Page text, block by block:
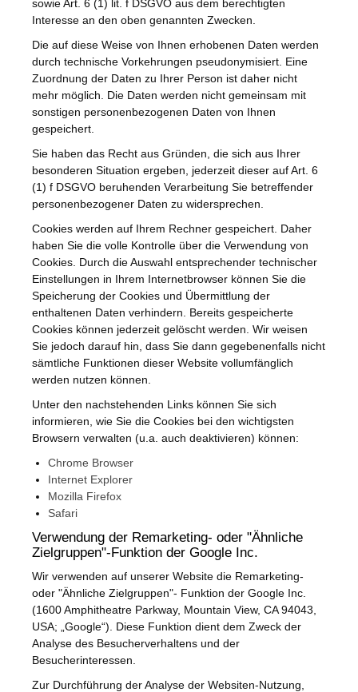
sowie Art. 6 (1) lit. f DSGVO aus dem berechtigten
Interesse an den oben genannten Zwecken.
Die auf diese Weise von Ihnen erhobenen Daten werden
durch technische Vorkehrungen pseudonymisiert. Eine
Zuordnung der Daten zu Ihrer Person ist daher nicht
mehr möglich. Die Daten werden nicht gemeinsam mit
sonstigen personenbezogenen Daten von Ihnen
gespeichert.
Sie haben das Recht aus Gründen, die sich aus Ihrer
besonderen Situation ergeben, jederzeit dieser auf Art. 6
(1) f DSGVO beruhenden Verarbeitung Sie betreffender
personenbezogener Daten zu widersprechen.
Cookies werden auf Ihrem Rechner gespeichert. Daher
haben Sie die volle Kontrolle über die Verwendung von
Cookies. Durch die Auswahl entsprechender technischer
Einstellungen in Ihrem Internetbrowser können Sie die
Speicherung der Cookies und Übermittlung der
enthaltenen Daten verhindern. Bereits gespeicherte
Cookies können jederzeit gelöscht werden. Wir weisen
Sie jedoch darauf hin, dass Sie dann gegebenenfalls nicht
sämtliche Funktionen dieser Website vollumfänglich
werden nutzen können.
Unter den nachstehenden Links können Sie sich
informieren, wie Sie die Cookies bei den wichtigsten
Browsern verwalten (u.a. auch deaktivieren) können:
Chrome Browser
Internet Explorer
Mozilla Firefox
Safari
Verwendung der Remarketing- oder "Ähnliche
Zielgruppen"-Funktion der Google Inc.
Wir verwenden auf unserer Website die Remarketing-
oder "Ähnliche Zielgruppen"- Funktion der Google Inc.
(1600 Amphitheatre Parkway, Mountain View, CA 94043,
USA; „Google“). Diese Funktion dient dem Zweck der
Analyse des Besucherverhaltens und der
Besucherinteressen.
Zur Durchführung der Analyse der Websiten-Nutzung,